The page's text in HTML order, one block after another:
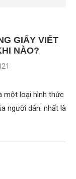
GIẤY VIẾT
NÀO?
một loại hình thức
người dân; nhất là